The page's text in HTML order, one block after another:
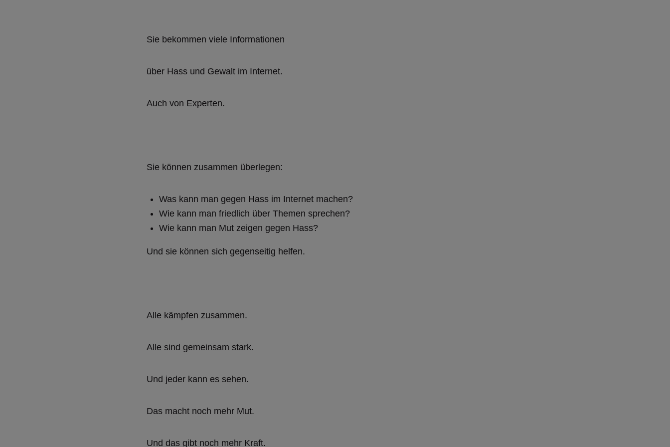
Sie bekommen viele Informationen
über Hass und Gewalt im Internet.
Auch von Experten.
Sie können zusammen überlegen:
Was kann man gegen Hass im Internet machen?
Wie kann man friedlich über Themen sprechen?
Wie kann man Mut zeigen gegen Hass?
Und sie können sich gegenseitig helfen.
Alle kämpfen zusammen.
Alle sind gemeinsam stark.
Und jeder kann es sehen.
Das macht noch mehr Mut.
Und das gibt noch mehr Kraft.